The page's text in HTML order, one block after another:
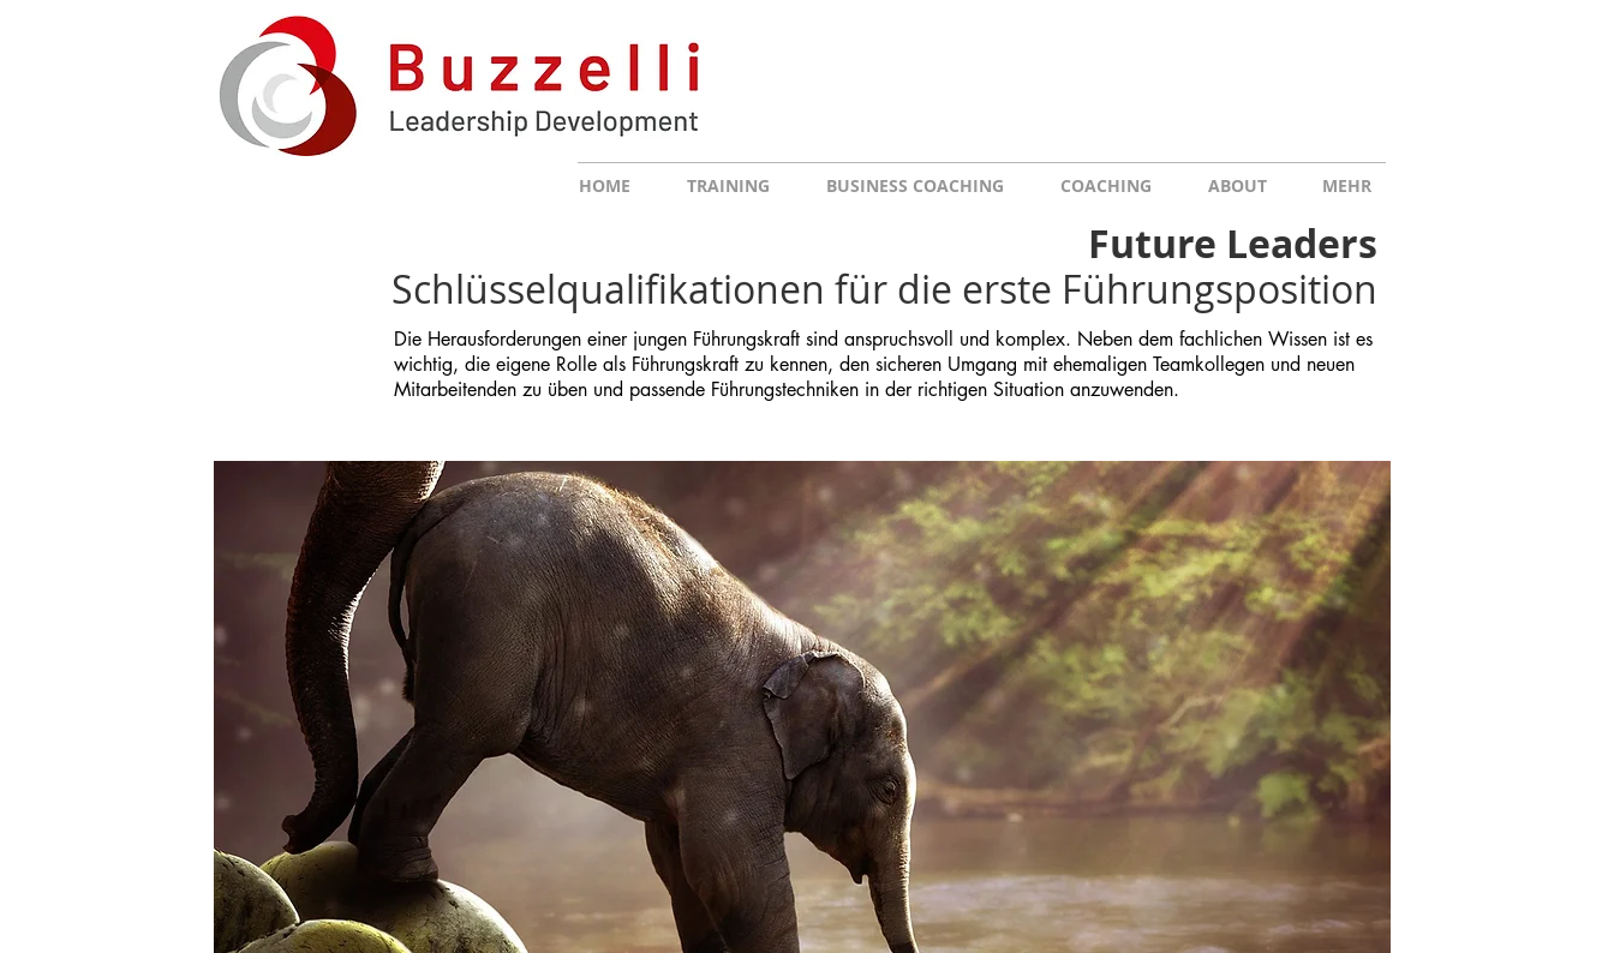
HOME TRAINING BUSINESS COACHING COACHING ABOUT MEHR
Future Leaders
Schlüsselqualifikationen für die erste Führungsposition
Die Herausforderungen einer jungen Führungskraft sind anspruchsvoll und komplex. Neben dem fachlichen Wissen ist es
wichtig, die eigene Rolle als Führungskraft zu kennen, den sicheren Umgang mit ehemaligen Teamkollegen und neuen
Mitarbeitenden zu üben und passende Führungstechniken in der richtigen Situation anzuwenden.